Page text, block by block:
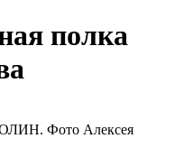
полка
Фото Алексея